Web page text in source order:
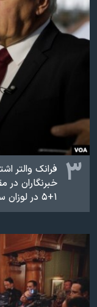
۳
فرانک والتر
خبرنگاران در
۱+۵ در لوزان سوئیس – یکشنبه ۹ فروردین ۱۳۹۴